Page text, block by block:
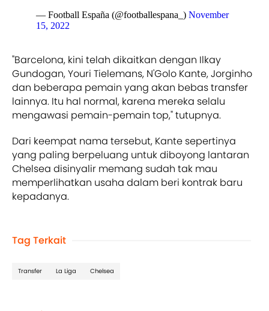
— Football España (@footballespana_) November
15, 2022
"Barcelona, kini telah dikaitkan dengan Ilkay
Gundogan, Youri Tielemans, N'Golo Kante, Jorginho
dan beberapa pemain yang akan bebas transfer
lainnya. Itu hal normal, karena mereka selalu
mengawasi pemain-pemain top," tutupnya.
Dari keempat nama tersebut, Kante sepertinya
yang paling berpeluang untuk diboyong lantaran
Chelsea disinyalir memang sudah tak mau
memperlihatkan usaha dalam beri kontrak baru
kepadanya.
Tag Terkait
Transfer La Liga Chelsea